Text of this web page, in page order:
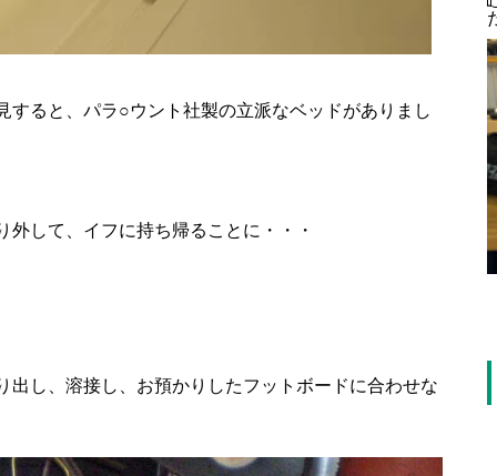
ると、パラ○ウント社製の立派なベッドがありまし
して、イフに持ち帰ることに・・・
し、溶接し、お預かりしたフットボードに合わせな